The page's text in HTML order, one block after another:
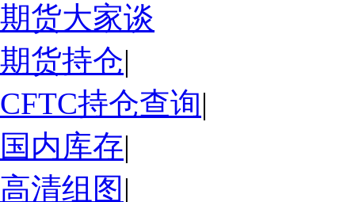
期货大家谈
期货持仓|
CFTC持仓查询|
国内库存|
高清组图 |